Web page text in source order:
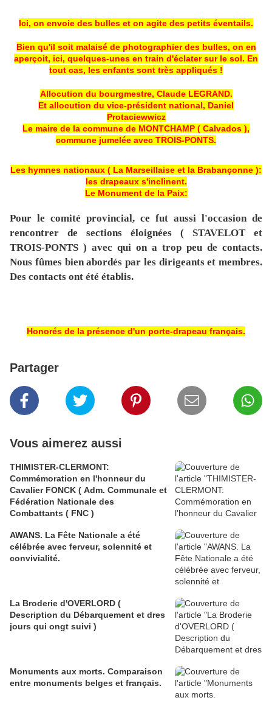
Ici, on envoie des bulles et on agite des petits éventails.
Bien qu'il soit malaisé de photographier des bulles, on en
aperçoit, ici, quelques-unes en train d'éclater sur le sol. En
tout cas, les enfants sont très appliqués !
Allocution du bourgmestre, Claude LEGRAND.
Et allocution du vice-président national, Daniel
Protaciewwicz
Le maire de la commune de MONTCHAMP ( Calvados ),
commune jumelée avec TROIS-PONTS.
Les hymnes nationaux ( La Marseillaise et la Brabançonne ):
les drapeaux s'inclinent.
Le Monument de la Paix:
Pour le comité provincial, ce fut aussi l'occasion de
rencontrer de sections éloignées ( STAVELOT et
TROIS-PONTS ) avec qui on a trop peu de contacts.
Nous fûmes bien abordés par les dirigeants et membres.
Des contacts ont été établis.
Honorés de la présence d'un porte-drapeau français.
Partager
Vous aimerez aussi
THIMISTER-CLERMONT:
Commémoration en l'honneur du
Cavalier FONCK ( Adm. Communale et
Fédération Nationale des
Combattants ( FNC )
AWANS. La Fête Nationale a été
célébrée avec ferveur, solennité et
convivialité.
La Broderie d'OVERLORD (
Description du Débarquement et dres
jours qui ongt suivi )
Monuments aux morts. Comparaison
entre monuments belges et français.